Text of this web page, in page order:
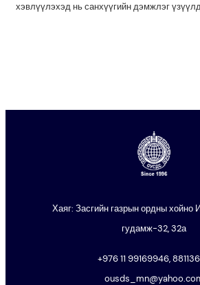
хэвлүүлэхэд нь санхүүгийн дэмжлэг
Хаяг: Засгийн газрын ордны хойно
гудамж-32, 32а
+976 11 99169946,